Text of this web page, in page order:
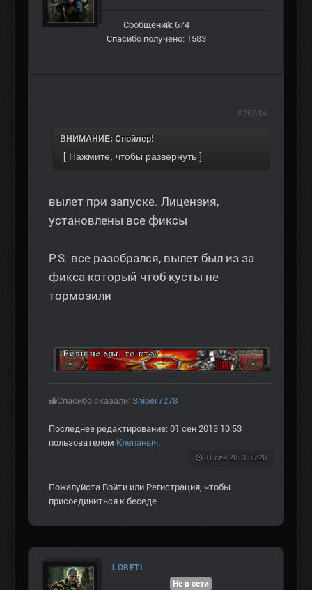
Сообщений: 674
Спасибо получено: 1583
ВНИМАНИЕ: Спойлер!
вылет при запуске. Лицензия,
установлены все фиксы
P.S. все разобрался, вылет был из за
фикса который чтоб кусты не
тормозили
Спасибо сказали: Sniper7278
Последнее редактирование: 01 сен 2013 10:53
пользователем Клепаныч.
01 сен 2013 06:20
#26834
Пожалуйста Войти или Регистрация, чтобы
присоединиться к беседе.
LORETI
Не в сети